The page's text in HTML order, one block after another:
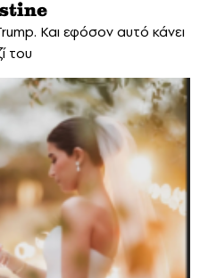
Και εφόσον αυτό κάνει
του